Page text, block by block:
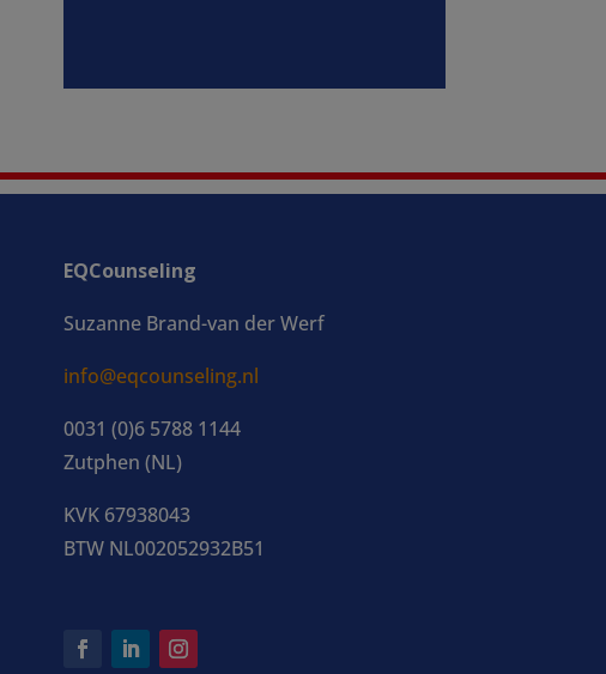
EQCounseling
Suzanne Brand-van der Werf
info@eqcounseling.nl
0031 (0)6 5788 1144
Zutphen (NL)
KVK 67938043
BTW NL002052932B51